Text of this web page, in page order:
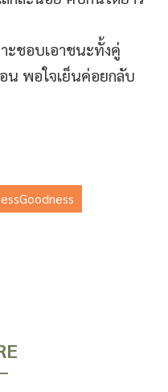
ะชอบเอาชนะทั้งคู่
น พอใจเย็นค่อยกลับ